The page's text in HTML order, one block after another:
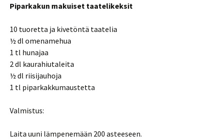
Piparkakun makuiset taatelikeksit
10 tuoretta ja kivetöntä taatelia
½ dl omenamehua
1 tl hunajaa
2 dl kaurahiutaleita
½ dl riisijauhoja
1 tl piparkakkumaustetta
Valmistus:
Laita uuni lämpenemään 200 asteeseen.